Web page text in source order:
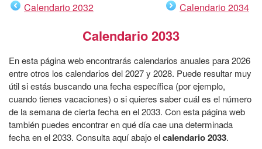
Calendario 2032 Calendario 2034
Calendario 2033
En esta página web encontrarás calendarios anuales para 2026
entre otros los calendarios del 2027 y 2028. Puede resultar muy
útil si estás buscando una fecha específica (por ejemplo,
cuando tienes vacaciones) o si quieres saber cuál es el número
de la semana de cierta fecha en el 2033. Con esta página web
también puedes encontrar en qué día cae una determinada
fecha en el 2033. Consulta aquí abajo elcalendario 2033.